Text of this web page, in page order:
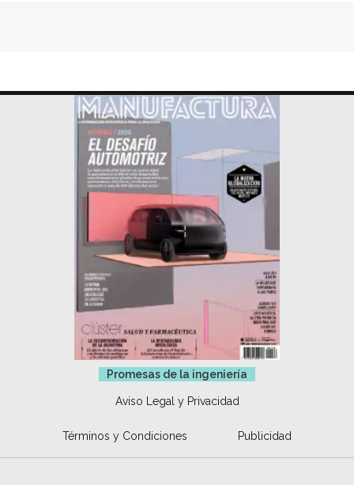
Promesas de la ingeniería
Aviso Legal y Privacidad
Términos y Condiciones Publicidad